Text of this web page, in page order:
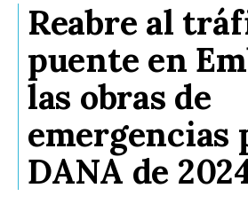
Reabre al
puente en
las obras de
emergencias
DANA de